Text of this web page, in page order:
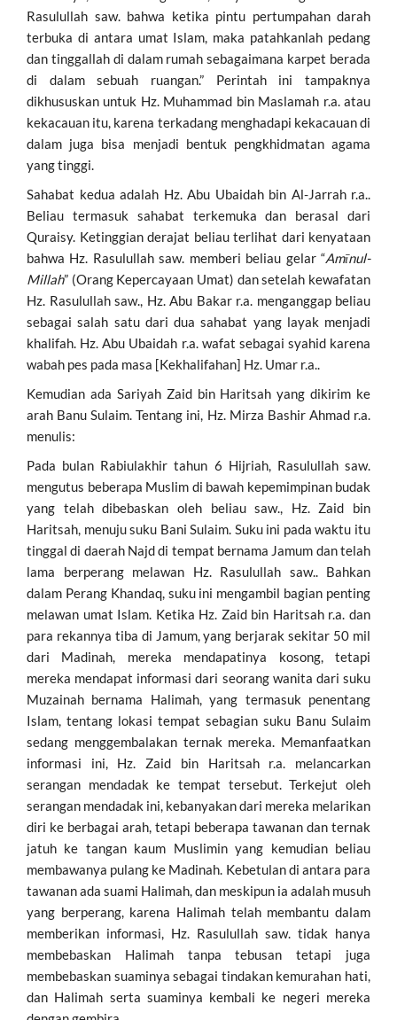
Rasulullah saw. bahwa ketika pintu pertumpahan darah
terbuka di antara umat Islam, maka patahkanlah pedang
dan tinggallah di dalam rumah sebagaimana karpet berada
di dalam sebuah ruangan.” Perintah ini tampaknya
dikhususkan untuk Hz. Muhammad bin Maslamah r.a. atau
kekacauan itu, karena terkadang menghadapi kekacauan di
dalam juga bisa menjadi bentuk pengkhidmatan agama
yang tinggi.
Sahabat kedua adalah Hz. Abu Ubaidah bin Al-Jarrah r.a..
Beliau termasuk sahabat terkemuka dan berasal dari
Quraisy. Ketinggian derajat beliau terlihat dari kenyataan
bahwa Hz. Rasulullah saw. memberi beliau gelar “Amīnul-
Millah” (Orang Kepercayaan Umat) dan setelah kewafatan
Hz. Rasulullah saw., Hz. Abu Bakar r.a. menganggap beliau
sebagai salah satu dari dua sahabat yang layak menjadi
khalifah. Hz. Abu Ubaidah r.a. wafat sebagai syahid karena
wabah pes pada masa [Kekhalifahan] Hz. Umar r.a..
Kemudian ada Sariyah Zaid bin Haritsah yang dikirim ke
arah Banu Sulaim. Tentang ini, Hz. Mirza Bashir Ahmad r.a.
menulis:
Pada bulan Rabiulakhir tahun 6 Hijriah, Rasulullah saw.
mengutus beberapa Muslim di bawah kepemimpinan budak
yang telah dibebaskan oleh beliau saw., Hz. Zaid bin
Haritsah, menuju suku Bani Sulaim. Suku ini pada waktu itu
tinggal di daerah Najd di tempat bernama Jamum dan telah
lama berperang melawan Hz. Rasulullah saw.. Bahkan
dalam Perang Khandaq, suku ini mengambil bagian penting
melawan umat Islam. Ketika Hz. Zaid bin Haritsah r.a. dan
para rekannya tiba di Jamum, yang berjarak sekitar 50 mil
dari Madinah, mereka mendapatinya kosong, tetapi
mereka mendapat informasi dari seorang wanita dari suku
Muzainah bernama Halimah, yang termasuk penentang
Islam, tentang lokasi tempat sebagian suku Banu Sulaim
sedang menggembalakan ternak mereka. Memanfaatkan
informasi ini, Hz. Zaid bin Haritsah r.a. melancarkan
serangan mendadak ke tempat tersebut. Terkejut oleh
serangan mendadak ini, kebanyakan dari mereka melarikan
diri ke berbagai arah, tetapi beberapa tawanan dan ternak
jatuh ke tangan kaum Muslimin yang kemudian beliau
membawanya pulang ke Madinah. Kebetulan di antara para
tawanan ada suami Halimah, dan meskipun ia adalah musuh
yang berperang, karena Halimah telah membantu dalam
memberikan informasi, Hz. Rasulullah saw. tidak hanya
membebaskan Halimah tanpa tebusan tetapi juga
membebaskan suaminya sebagai tindakan kemurahan hati,
dan Halimah serta suaminya kembali ke negeri mereka